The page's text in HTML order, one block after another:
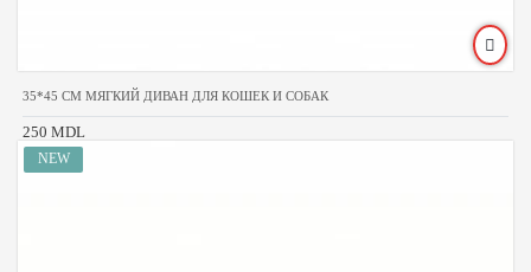
35*45 CM МЯГКИЙ ДИВАН ДЛЯ КОШЕК И СОБАК
250 MDL